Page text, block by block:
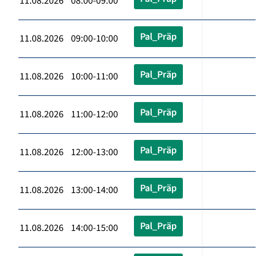
11.08.2026 09:00-10:00 Pal_Präp
11.08.2026 10:00-11:00 Pal_Präp
11.08.2026 11:00-12:00 Pal_Präp
11.08.2026 12:00-13:00 Pal_Präp
11.08.2026 13:00-14:00 Pal_Präp
11.08.2026 14:00-15:00 Pal_Präp